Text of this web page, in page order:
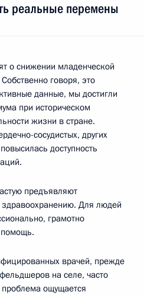
реальные перемены
о снижении младенческой
говоря, это
данные, мы достигли
при историческом
жизни в стране.
сосудистых, других
доступность
предъявляют
Для людей
грамотно
врачей, прежде
на селе, часто
проблема ощущается